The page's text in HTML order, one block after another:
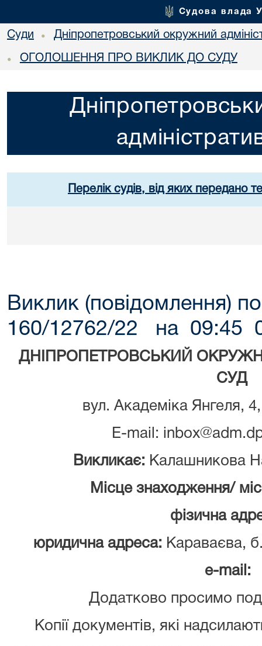
Судова влада
Суди • Дніпропетровський окружний
• ОГОЛОШЕННЯ ПРО ВИКЛИК ДО СУДУ
Перелік судів, від яких передано
Виклик (повідомлення)
160/12762/22 на 09:45
ДНІПРОПЕТРОВСЬКИЙ
СУД
вул. Академіка Янгеля,
E-mail:
Викликає: Калашникова
Місце знаходження/
фізична
юридична адреса: Караваєва,
e-mail :
Додатково просимо
Копії документів, які